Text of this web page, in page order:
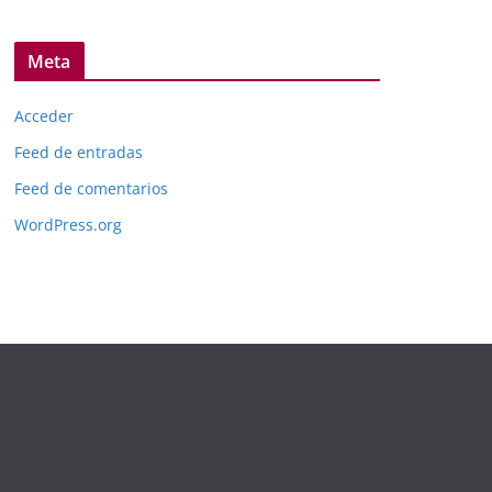
Meta
Acceder
Feed de entradas
Feed de comentarios
WordPress.org